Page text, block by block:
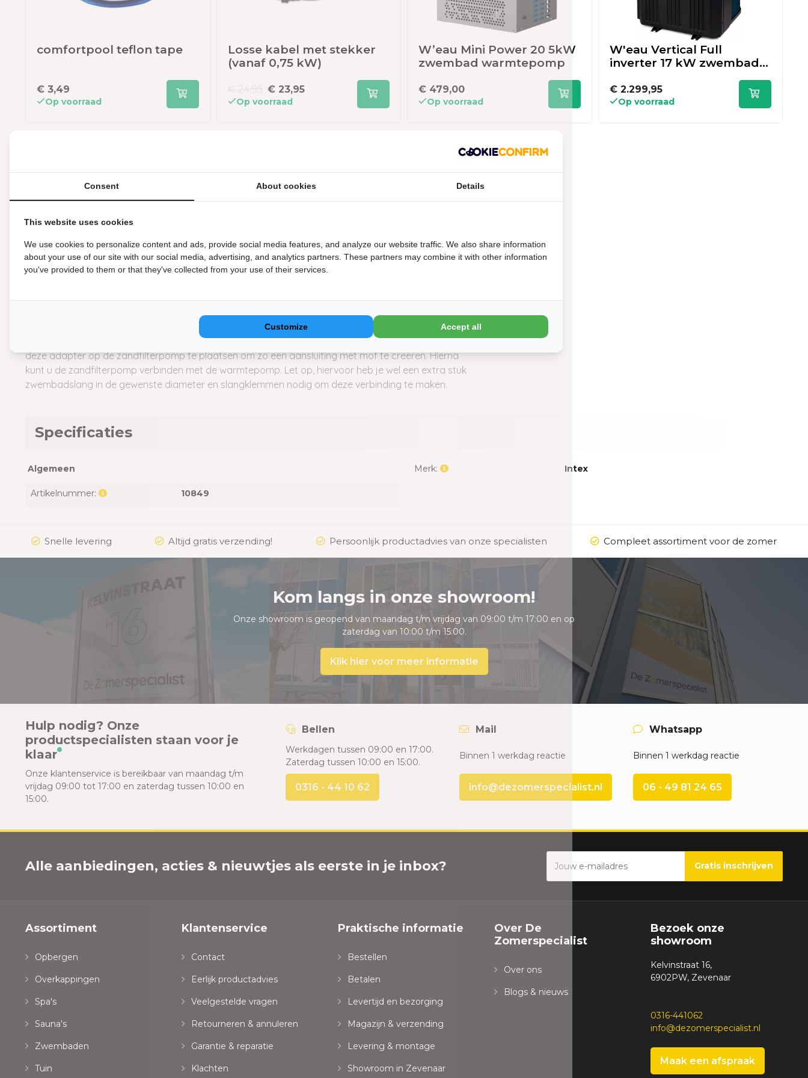
comfortpool teflon tape
€ 3,49
Op voorraad
Losse kabel met stekker
(vanaf 0,75 kW)
€ 23,95
Op voorraad
W’eau Mini Power 20 5kW
zwembad warmtepomp
€ 479,00
Op voorraad
W'eau Vertical Full
inverter 17 kW zwembad
€ 2.299,95
Op voorraad
Zandfilterpomp of zoutwatersysteem
Dan creëer je met deze Intex adapter A eenvoudig een verloop van 38 naar 32 mm. Deze adapter
zwembadslang met mof aan te sluiten op het apparaat. Let op dat je deze zwembadslang altijd
met een slangklem moet bevestigen. Daarnaast kan het zo zijn dat u extra zwembadslang in de
Warmtepomp
Bij de meeste warmtepompen wordt er een zwembadslang met mof aangesloten op de
warmtepomp (of de warmtepomp bypass aansluitset). Hierdoor is het in sommige gevallen nodig
deze adapter op de zandfilterpomp te plaatsen om zo een aansluiting met mof te creëren. Hierna
kunt u de zandfilterpomp verbinden met de warmtepomp. Let op, hiervoor heb je wel een extra stuk
zwembadslang in de gewenste diameter en slangklemmen nodig om deze verbinding te maken.
Specificaties
Algemeen
Artikelnummer: 10849
Merk: Intex
Snelle levering Altijd gratis verzending! Persoonlijk productadvies van onze specialisten Compleet assortiment voor de zomer
Kom langs in onze showroom!
Onze showroom is geopend van maandag t/m vrijdag van 09:00 t/m 17:00 en op
zaterdag van 10:00 t/m 15:00.
Klik hier voor meer informatie
Hulp nodig? Onze
productspecialisten staan voor je
klaar
Onze klantenservice is bereikbaar van maandag t/m
vrijdag 09:00 tot 17:00 en zaterdag tussen 10:00 en
15:00.
Bellen
Werkdagen tussen 09:00 en 17:00.
Zaterdag tussen 10:00 en 15:00.
0316 - 44 10 62
Mail
Binnen 1 werkdag reactie
info@dezomerspecialist.nl
Whatsapp
Binnen 1 werkdag reactie
06 - 49 81 24 65
Alle aanbiedingen, acties & nieuwtjes als eerste in je inbox? Gratis inschrijven
Assortiment
Opbergen
Overkappingen
Spa's
Sauna's
Zwembaden
Tuin
Klantenservice
Contact
Eerlijk productadvies
Veelgestelde vragen
Retourneren & annuleren
Garantie & reparatie
Klachten
Praktische informatie
Bestellen
Betalen
Levertijd en bezorging
Magazijn & verzending
Levering & montage
Showroom in Zevenaar
Over De
Zomerspecialist
Over ons
Blogs & nieuws
Bezoek onze
showroom
Kelvinstraat 16,
6902PW, Zevenaar
0316-441062
info@dezomerspecialist.nl
Maak een afspraak
Consent About cookies Details
This website uses cookies
We use cookies to personalize content and ads, provide social media features, and analyze our website traffic. We also share information
about your use of our site with our social media, advertising, and analytics partners. These partners may combine it with other information
you've provided to them or that they've collected from your use of their services.
Customize Accept all